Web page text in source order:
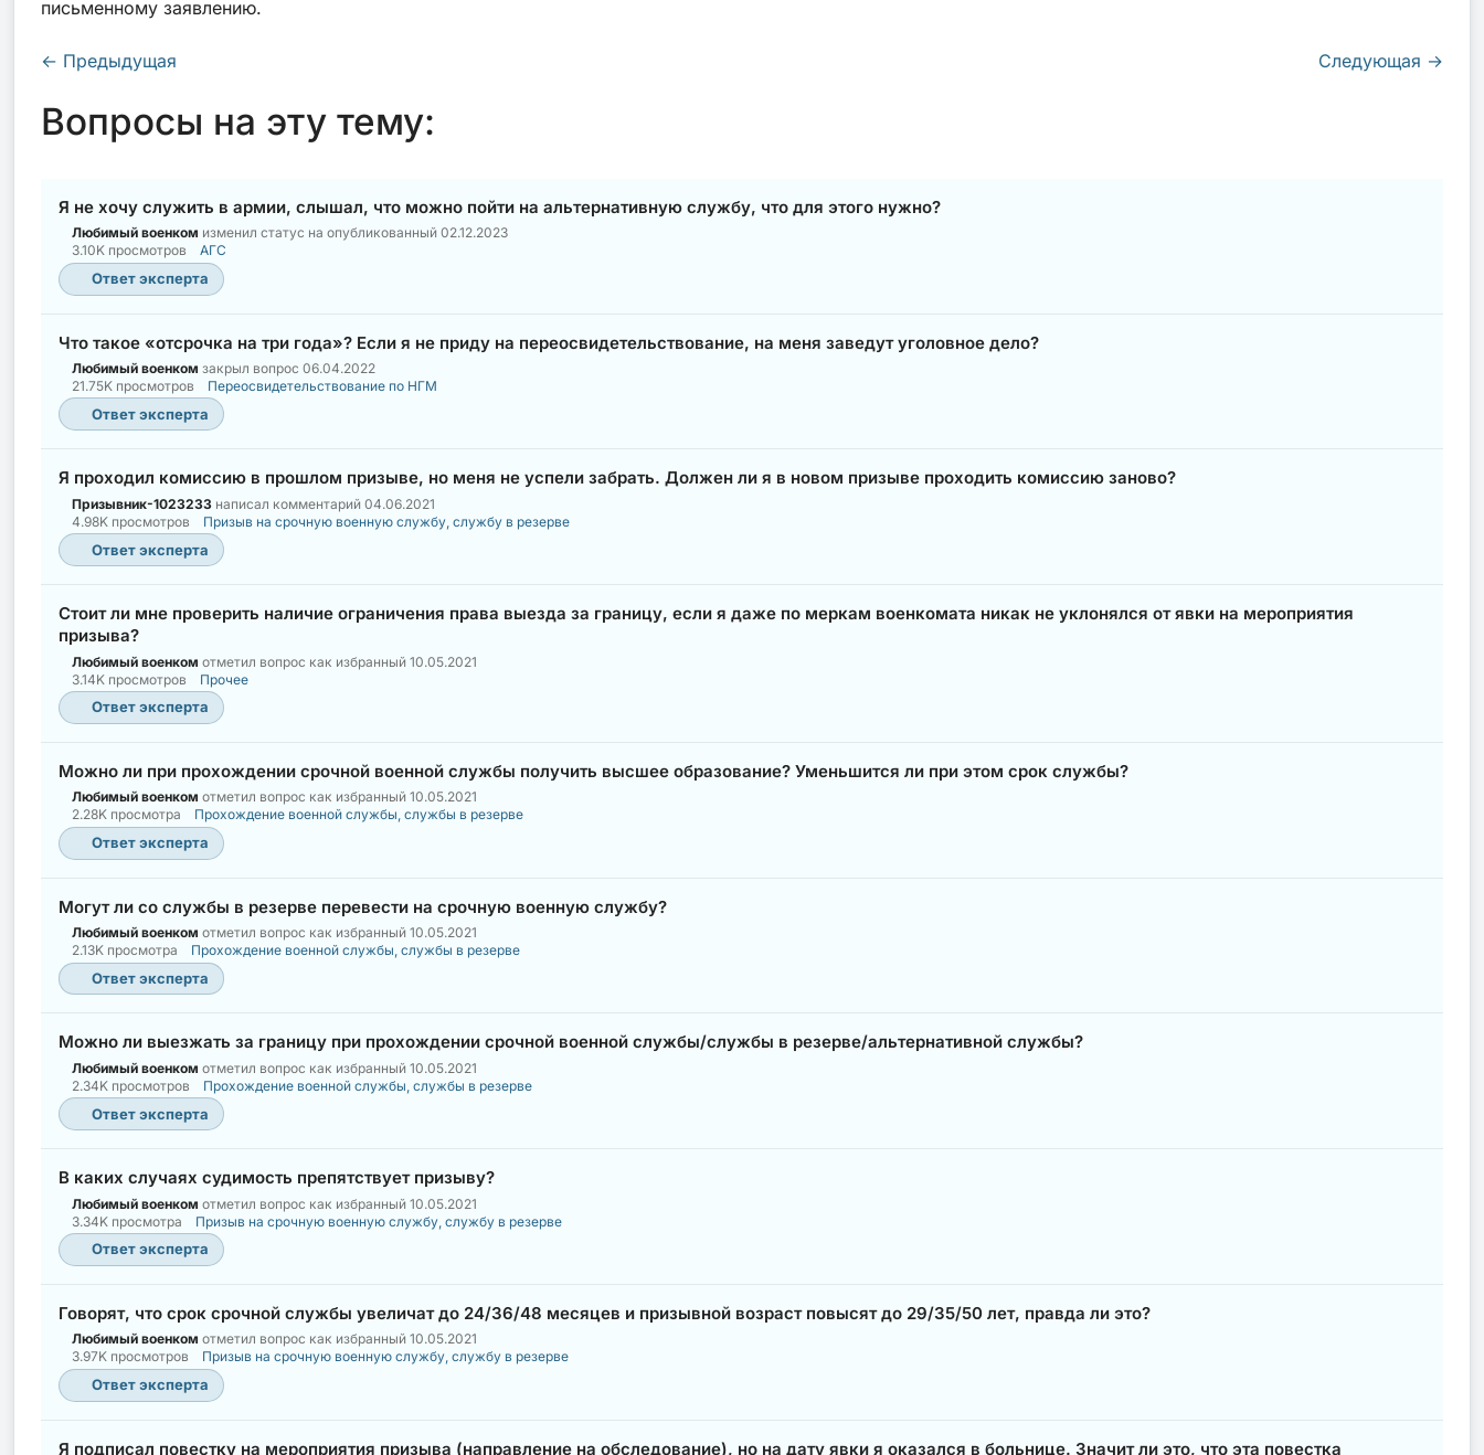
письменному заявлению.
← Предыдущая Следующая →
Вопросы на эту тему:
Я не хочу служить в армии, слышал, что можно пойти на альтернативную службу, что для этого нужно?
Любимый военком изменил статус на опубликованный 02.12.2023
3.10K просмотров
АГС
Ответ эксперта
Что такое «отсрочка на три года»? Если я не приду на переосвидетельствование, на меня заведут уголовное дело?
Любимый военком закрыл вопрос 06.04.2022
21.75K просмотров
Переосвидетельствование по НГМ
Ответ эксперта
Я проходил комиссию в прошлом призыве, но меня не успели забрать. Должен ли я в новом призыве проходить комиссию заново?
Призывник-1023233 написал комментарий 04.06.2021
4.98K просмотров
Призыв на срочную военную службу, службу в резерве
Ответ эксперта
Стоит ли мне проверить наличие ограничения права выезда за границу, если я даже по меркам военкомата никак не уклонялся от явки на мероприятия
призыва?
Любимый военком отметил вопрос как избранный 10.05.2021
3.14K просмотров
Прочее
Ответ эксперта
Можно ли при прохождении срочной военной службы получить высшее образование? Уменьшится ли при этом срок службы?
Любимый военком отметил вопрос как избранный 10.05.2021
2.28K просмотра
Прохождение военной службы, службы в резерве
Ответ эксперта
Могут ли со службы в резерве перевести на срочную военную службу?
Любимый военком отметил вопрос как избранный 10.05.2021
2.13K просмотра
Прохождение военной службы, службы в резерве
Ответ эксперта
Можно ли выезжать за границу при прохождении срочной военной службы/службы в резерве/альтернативной службы?
Любимый военком отметил вопрос как избранный 10.05.2021
2.34K просмотров
Прохождение военной службы, службы в резерве
Ответ эксперта
В каких случаях судимость препятствует призыву?
Любимый военком отметил вопрос как избранный 10.05.2021
3.34K просмотра
Призыв на срочную военную службу, службу в резерве
Ответ эксперта
Говорят, что срок срочной службы увеличат до 24/36/48 месяцев и призывной возраст повысят до 29/35/50 лет, правда ли это?
Любимый военком отметил вопрос как избранный 10.05.2021
3.97K просмотров
Призыв на срочную военную службу, службу в резерве
Ответ эксперта
Я подписал повестку на мероприятия призыва (направление на обследование), но на дату явки я оказался в больнице. Значит ли это, что эта повестка